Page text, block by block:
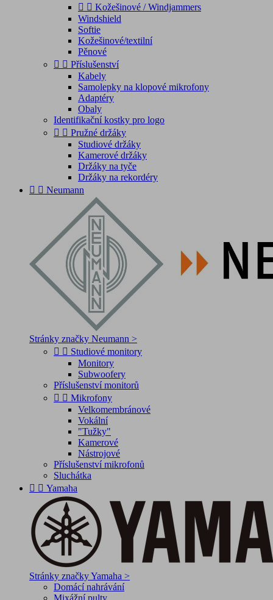
  Kožešinové / Windjammers
Windshield
Softie
Kožešinové/textilní
Pěnové
  Příslušenství
Kabely
Samolepky na klopové mikrofony
Adaptéry
Obaly
Identifikační kostky pro logo
  Pružné držáky
Studiové držáky
Kamerové držáky
Držáky na tyče
Držáky na rekordéry
  Neumann
Stránky značky Neumann >
  Studiové monitory
Monitory
Subwoofery
Příslušenství monitorů
  Mikrofony
Velkomembránové
Vokální
"Tužky"
Kamerové
Nástrojové
Příslušenství mikrofonů
Sluchátka
  Yamaha
Stránky značky Yamaha >
Domácí nahrávání
Mixážní pulty